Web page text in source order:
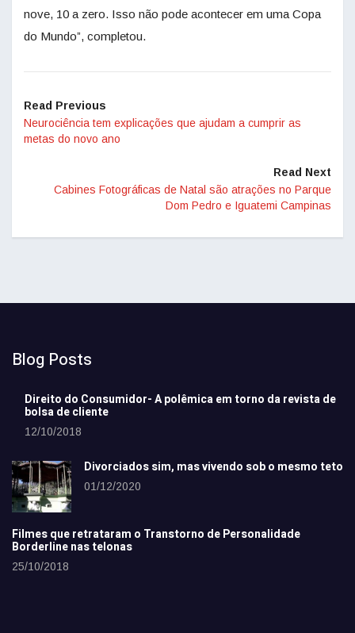
nove, 10 a zero. Isso não pode acontecer em uma Copa
do Mundo”, completou.
Read Previous
Neurociência tem explicações que ajudam a cumprir as
metas do novo ano
Read Next
Cabines Fotográficas de Natal são atrações no Parque
Dom Pedro e Iguatemi Campinas
Blog Posts
Direito do Consumidor- A polêmica em torno da revista de
bolsa de cliente
12/10/2018
Divorciados sim, mas vivendo sob o mesmo teto
01/12/2020
Filmes que retrataram o Transtorno de Personalidade
Borderline nas telonas
25/10/2018